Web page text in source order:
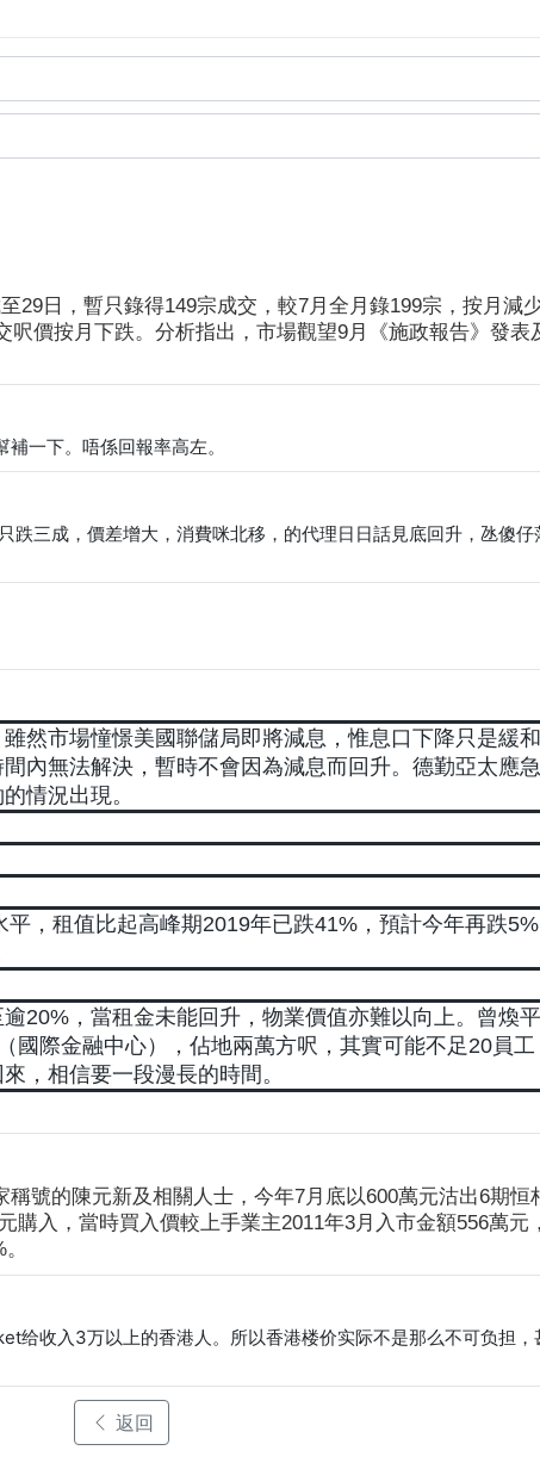
日，暫只錄得149宗成交，較7月全月錄199宗，按月減
價按月下跌。分析指出，市場觀望9月《施政報告》發表
一下。唔係回報率高左。
三成，價差增大，消費咪北移，的代理日日話見底回升，氹傻
然市場憧憬美國聯儲局即將減息，惟息口下降只是緩
內無法解決，暫時不會因為減息而回升。德勤亞太應
情況出現。
，租值比起高峰期2019年已跌41%，預計今年再跌
20%，當租金未能回升，物業價值亦難以向上。曾煥
際金融中心），佔地兩萬方呎，其實可能不足20員
，相信要一段漫長的時間。
號的陳元新及相關人士，今年7月底以600萬元沽出6期恒
購入，當時買入價較上手業主2011年3月入市金額556萬元
收入3万以上的香港人。所以香港楼价实际不是那么不可负担，
返回